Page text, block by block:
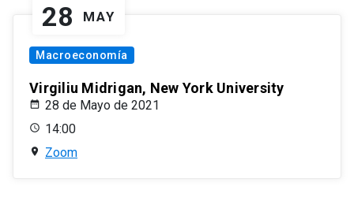
28 MAY
Macroeconomía
Virgiliu Midrigan, New York University
28 de Mayo de 2021
14:00
Zoom